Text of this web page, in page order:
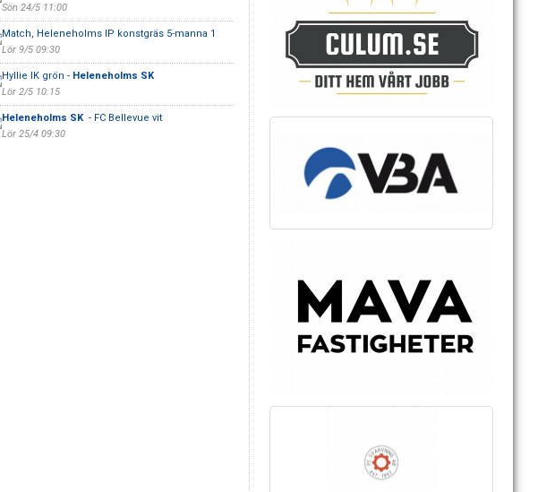
Sön 24/5 11:00
Match, Heleneholms IP konstgräs 5-manna 1
Lör 9/5 09:30
Hyllie IK grön - Heleneholms SK
Lör 2/5 10:15
Heleneholms SK - FC Bellevue vit
Lör 25/4 09:30